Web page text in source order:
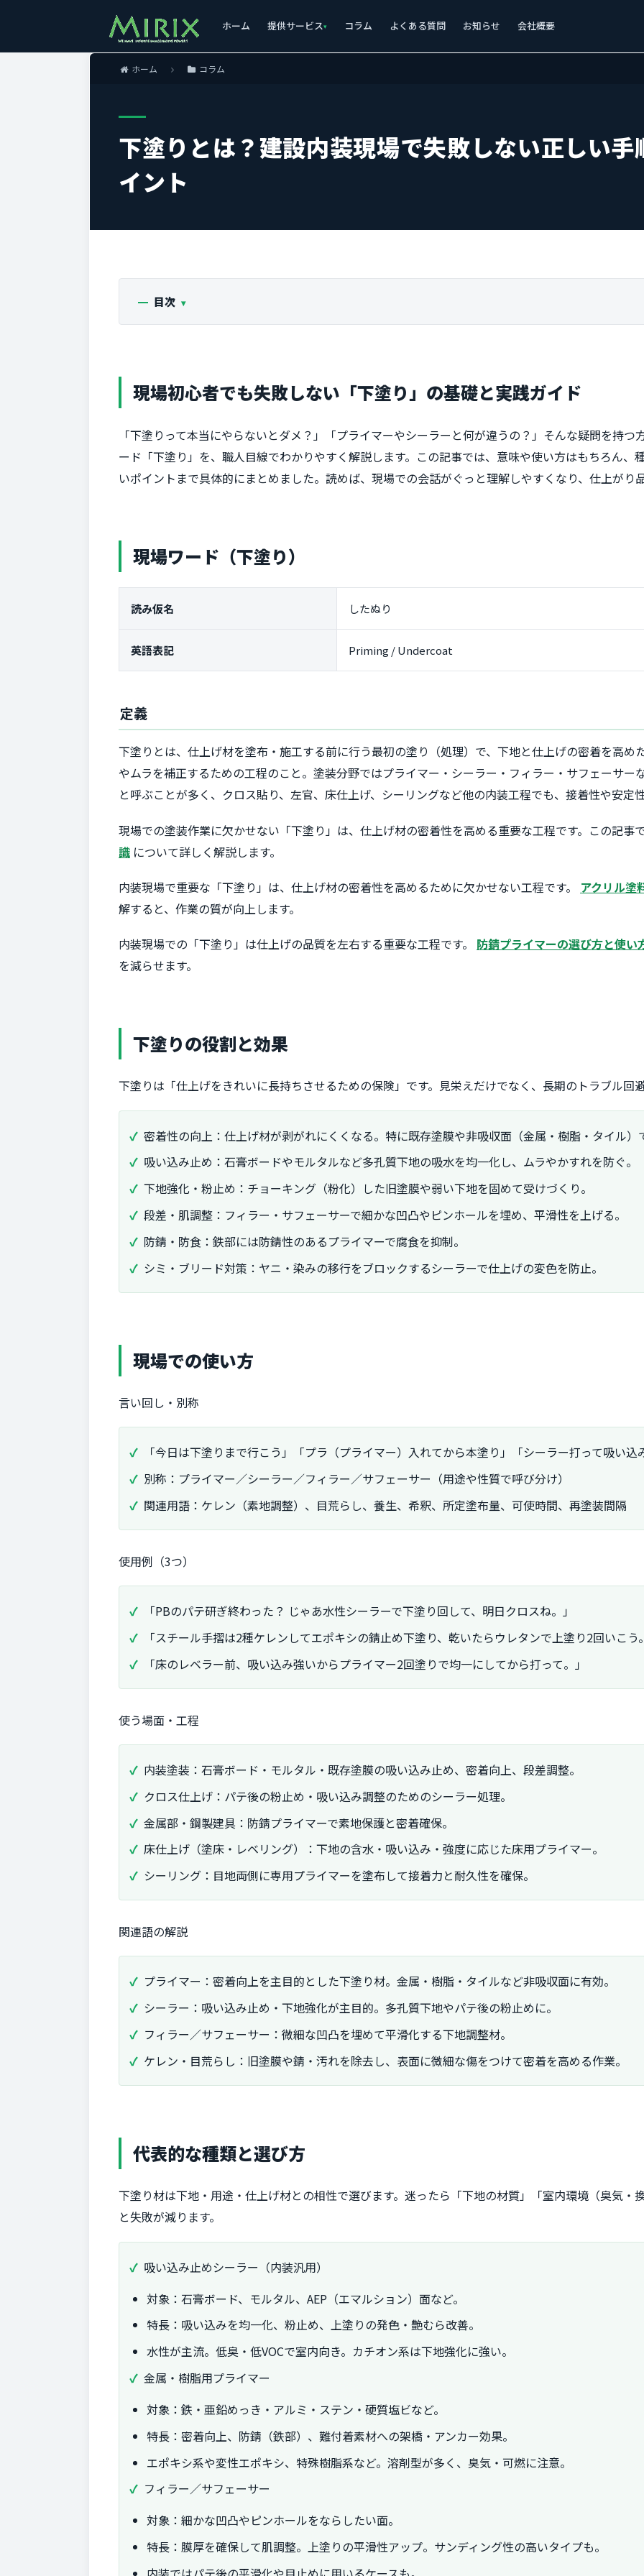
ホーム 提供サービス コラム よくある質問 お知らせ 会社概要
ホーム コラム
下塗りとは？建設内装現場で失敗しない正しい
イント
目次
現場初心者でも失敗しない「下塗り」の基礎と実践ガイド
「下塗りって本当にやらないとダメ？」「プライマーやシーラーと何が違うの？」そんな疑問を持
ード「下塗り」を、職人目線でわかりやすく解説します。この記事では、意味や使い方はもちろん、
いポイントまで具体的にまとめました。読めば、現場での会話がぐっと理解しやすくなり、仕上がり
現場ワード（下塗り）
読み仮名 したぬり
英語表記 Priming / Undercoat
定義
下塗りとは、仕上げ材を塗布・施工する前に行う最初の塗り（処理）で、下地と仕上げの密着を高め
やムラを補正するための工程のこと。塗装分野ではプライマー・シーラー・フィラー・サフェーサー
と呼ぶことが多く、クロス貼り、左官、床仕上げ、シーリングなど他の内装工程でも、接着性や安定
現場での塗装作業に欠かせない「下塗り」は、仕上げ材の密着性を高める重要な工程です。この記事
識 について詳しく解説します。
内装現場で重要な「下塗り」は、仕上げ材の密着性を高めるために欠かせない工程です。 アクリル塗
解すると、作業の質が向上します。
内装現場での「下塗り」は仕上げの品質を左右する重要な工程です。 防錆プライマーの選び方と使い
を減らせます。
下塗りの役割と効果
下塗りは「仕上げをきれいに長持ちさせるための保険」です。見栄えだけでなく、長期のトラブル回
密着性の向上：仕上げ材が剥がれにくくなる。特に既存塗膜や非吸収面（金属・樹脂・タイル）
吸い込み止め：石膏ボードやモルタルなど多孔質下地の吸水を均一化し、ムラやかすれを防ぐ。
下地強化・粉止め：チョーキング（粉化）した旧塗膜や弱い下地を固めて受けづくり。
段差・肌調整：フィラー・サフェーサーで細かな凹凸やピンホールを埋め、平滑性を上げる。
防錆・防食：鉄部には防錆性のあるプライマーで腐食を抑制。
シミ・ブリード対策：ヤニ・染みの移行をブロックするシーラーで仕上げの変色を防止。
現場での使い方
言い回し・別称
「今日は下塗りまで行こう」「プラ（プライマー）入れてから本塗り」「シーラー打って吸い込
別称：プライマー／シーラー／フィラー／サフェーサー（用途や性質で呼び分け）
関連用語：ケレン（素地調整）、目荒らし、養生、希釈、所定塗布量、可使時間、再塗装間隔
使用例（3つ）
「PBのパテ研ぎ終わった？ じゃあ水性シーラーで下塗り回して、明日クロスね。」
「スチール手摺は2種ケレンしてエポキシの錆止め下塗り、乾いたらウレタンで上塗り2回いこう
「床のレベラー前、吸い込み強いからプライマー2回塗りで均一にしてから打って。」
使う場面・工程
内装塗装：石膏ボード・モルタル・既存塗膜の吸い込み止め、密着向上、段差調整。
クロス仕上げ：パテ後の粉止め・吸い込み調整のためのシーラー処理。
金属部・鋼製建具：防錆プライマーで素地保護と密着確保。
床仕上げ（塗床・レベリング）：下地の含水・吸い込み・強度に応じた床用プライマー。
シーリング：目地両側に専用プライマーを塗布して接着力と耐久性を確保。
関連語の解説
プライマー：密着向上を主目的とした下塗り材。金属・樹脂・タイルなど非吸収面に有効。
シーラー：吸い込み止め・下地強化が主目的。多孔質下地やパテ後の粉止めに。
フィラー／サフェーサー：微細な凹凸を埋めて平滑化する下地調整材。
ケレン・目荒らし：旧塗膜や錆・汚れを除去し、表面に微細な傷をつけて密着を高める作業。
代表的な種類と選び方
下塗り材は下地・用途・仕上げ材との相性で選びます。迷ったら「下地の材質」「室内環境（臭気・
と失敗が減ります。
吸い込み止めシーラー（内装汎用）
対象：石膏ボード、モルタル、AEP（エマルション）面など。
特長：吸い込みを均一化、粉止め、上塗りの発色・艶むら改善。
水性が主流。低臭・低VOCで室内向き。カチオン系は下地強化に強い。
金属・樹脂用プライマー
対象：鉄・亜鉛めっき・アルミ・ステン・硬質塩ビなど。
特長：密着向上、防錆（鉄部）、難付着素材への架橋・アンカー効果。
エポキシ系や変性エポキシ、特殊樹脂系など。溶剤型が多く、臭気・可燃に注意。
フィラー／サフェーサー
対象：細かな凹凸やピンホールをならしたい面。
特長：膜厚を確保して肌調整。上塗りの平滑性アップ。サンディング性の高いタイプも。